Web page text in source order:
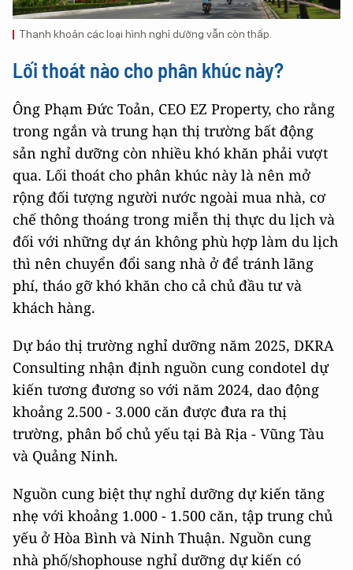
Thanh khoản các loại hình nghỉ dưỡng vẫn còn thấp.
Lối thoát nào cho phân khúc này?
Ông Phạm Đức Toản, CEO EZ Property, cho rằng
trong ngắn và trung hạn thị trường bất động
sản nghỉ dưỡng còn nhiều khó khăn phải vượt
qua. Lối thoát cho phân khúc này là nên mở
rộng đối tượng người nước ngoài mua nhà, cơ
chế thông thoáng trong miễn thị thực du lịch và
đối với những dự án không phù hợp làm du lịch
thì nên chuyển đổi sang nhà ở để tránh lãng
phí, tháo gỡ khó khăn cho cả chủ đầu tư và
khách hàng.
Dự báo thị trường nghỉ dưỡng năm 2025, DKRA
Consulting nhận định nguồn cung condotel dự
kiến tương đương so với năm 2024, dao động
khoảng 2.500 - 3.000 căn được đưa ra thị
trường, phân bổ chủ yếu tại Bà Rịa - Vũng Tàu
và Quảng Ninh.
Nguồn cung biệt thự nghỉ dưỡng dự kiến tăng
nhẹ với khoảng 1.000 - 1.500 căn, tập trung chủ
yếu ở Hòa Bình và Ninh Thuận. Nguồn cung
nhà phố/shophouse nghỉ dưỡng dự kiến có